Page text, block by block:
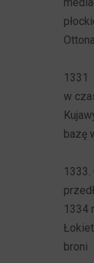
1331
w
bazę
1333.
1334
broni